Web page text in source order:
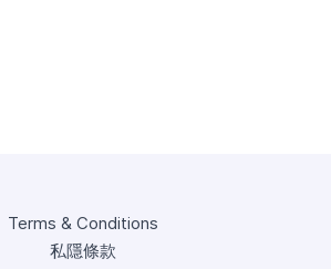
Terms & Conditions
私隱條款